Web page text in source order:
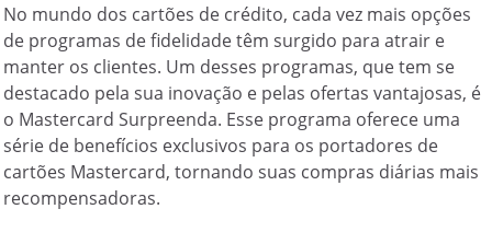
No mundo dos cartões de crédito, cada vez mais opções
de programas de fidelidade têm surgido para atrair e
manter os clientes. Um desses programas, que tem se
destacado pela sua inovação e pelas ofertas vantajosas, é
o Mastercard Surpreenda. Esse programa oferece uma
série de benefícios exclusivos para os portadores de
cartões Mastercard, tornando suas compras diárias mais
recompensadoras.